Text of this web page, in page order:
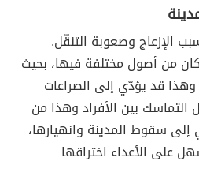
الإزعاج وصعوبة التنقّل.
من أصول مختلفة فيها، بحيث
قد يؤدّي إلى الصراعات
التماسك بين الأفراد وهذا من
إلى سقوط المدينة وانهيارها،
على الأعداء اختراقها